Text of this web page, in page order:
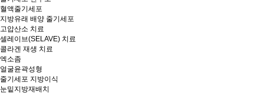
혈액줄기세포
지방유래 배양 줄기세포
고압산소 치료
셀레이브(SELAVE) 치료
콜라겐 재생 치료
엑소좀
얼굴윤곽성형
줄기세포 지방이식
눈밑지방재배치